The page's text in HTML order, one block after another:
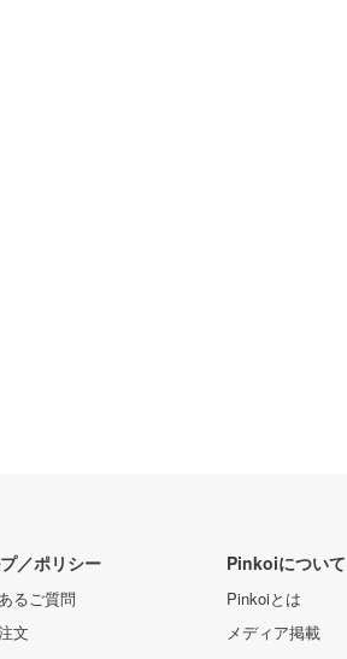
／ポリシー
るご質問
文
Pinkoiについて
Pinkoiとは
メディア掲載